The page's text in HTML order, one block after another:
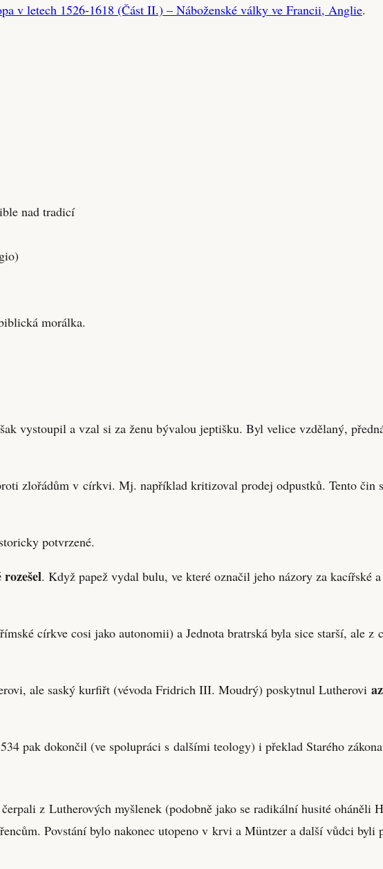
v letech 1526-1618 (Část II.) – Náboženské války ve Francii, Anglie.
nad tradicí
morálka.
vystoupil a vzal si za ženu bývalou jeptišku. Byl velice vzdělaný,
zlořádům v církvi. Mj. například kritizoval prodej odpustků. Tento čin
potvrzené.
. Když papež vydal bulu, ve které označil jeho názory za kacířské
církve cosi jako autonomii) a Jednota bratrská byla sice starší, ale z
ale saský kurfiřt (vévoda Fridrich III. Moudrý) poskytnul Lutherovi
pak dokončil (ve spolupráci s dalšími teology) i překlad Starého
z Lutherových myšlenek (podobně jako se radikální husité oháněli
Povstání bylo nakonec utopeno v krvi a Müntzer a další vůdci byli